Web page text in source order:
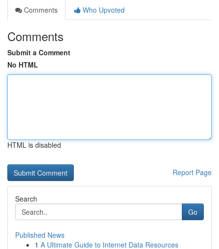
Comments
Who Upvoted
Comments
Submit a Comment
No HTML
HTML is disabled
Report Page
Search
Go
Published News
1 A Ultimate Guide to Internet Data Resources